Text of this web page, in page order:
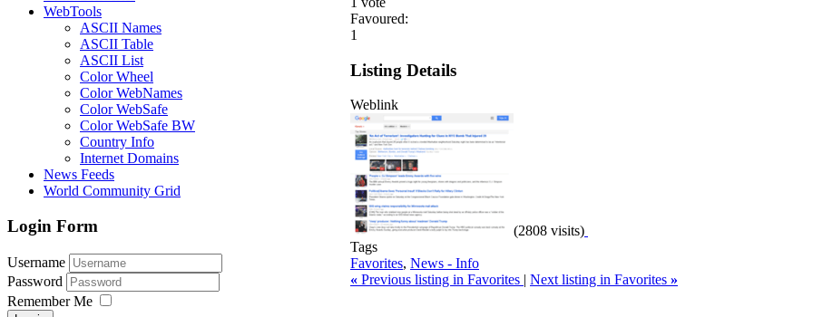
WebTools
ASCII Names
ASCII Table
ASCII List
Color Wheel
Color WebNames
Color WebSafe
Color WebSafe BW
Country Info
Internet Domains
News Feeds
World Community Grid
Login Form
Username
Password
Remember Me
Favoured:
1
Listing Details
Weblink
(2808 visits)
Tags
Favorites, News - Info
« Previous listing in Favorites | Next listing in Favorites »